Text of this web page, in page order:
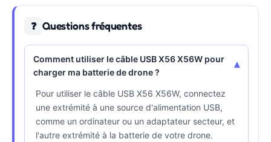
❓ Questions fréquentes
Comment utiliser le câble USB X56 X56W pour
charger ma batterie de drone ?
▾
Pour utiliser le câble USB X56 X56W, connectez
une extrémité à une source d'alimentation USB,
comme un ordinateur ou un adaptateur secteur, et
l'autre extrémité à la batterie de votre drone.